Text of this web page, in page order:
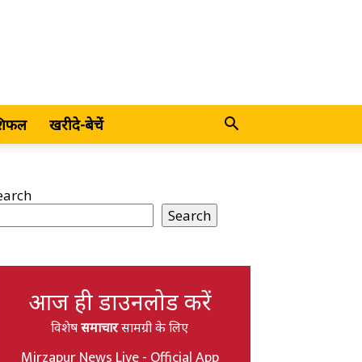
खरीदे-बेचें
Search
आज ही डाउनलोड करें
विशेषसमाचारसामग्री के लिए